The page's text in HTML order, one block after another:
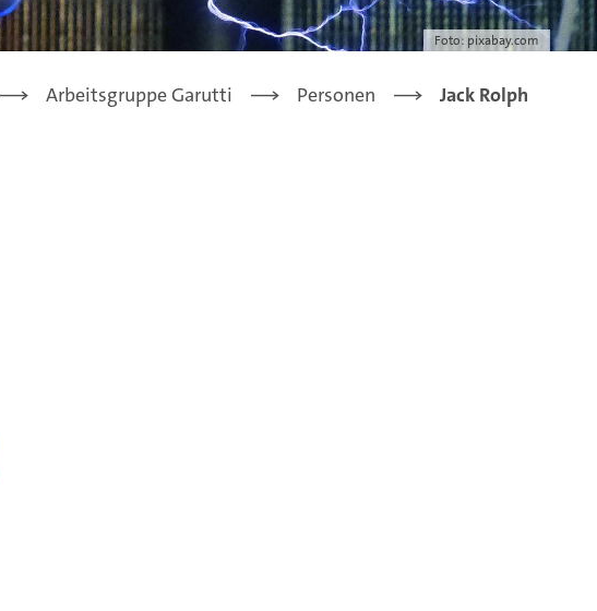
Foto: pixabay.com
Arbeitsgruppe Garutti Personen Jack Rolph